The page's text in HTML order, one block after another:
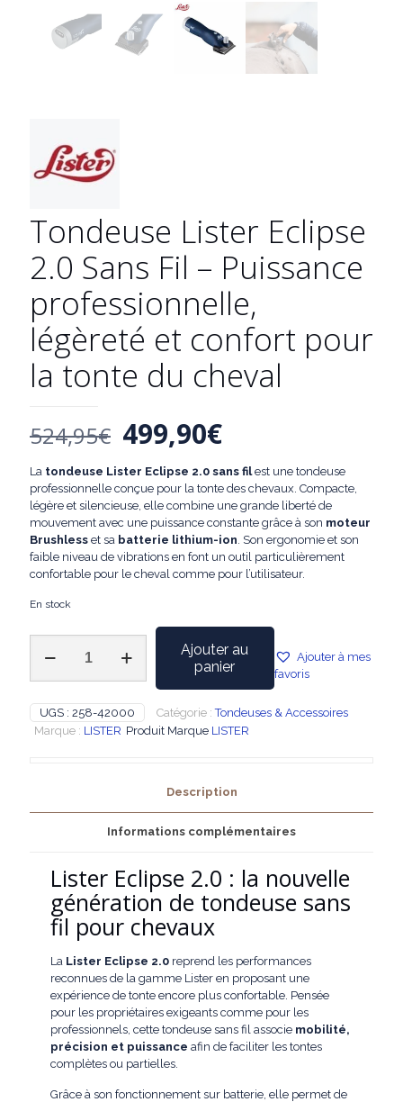
Tondeuse Lister Eclipse
2.0 Sans Fil – Puissance
professionnelle,
légèreté et confort pour
la tonte du cheval
524,95€ Le
prix
initial
était :
524,95€.
499,90€Le
prix
actuel
est :
499,90€.
La tondeuse Lister Eclipse 2.0 sans filest une tondeuse
professionnelle conçue pour la tonte des chevaux. Compacte,
légère et silencieuse, elle combine une grande liberté de
mouvement avec une puissance constante grâce à son moteur
Brushless et sa batterie lithium-ion. Son ergonomie et son
faible niveau de vibrations en font un outil particulièrement
confortable pour le cheval comme pour l’utilisateur.
En stock
Eclipse
2.0
professionnelle,
tonte
Ajouter au
panier
Ajouter à mes
favoris
UGS : 258-42000 Catégorie :Tondeuses & Accessoires
Marque : LISTER Produit Marque LISTER
Description
Informations complémentaires
Lister Eclipse 2.0 : la nouvelle
génération de tondeuse sans
fil pour chevaux
La Lister Eclipse 2.0 reprend les performances
reconnues de la gamme Lister en proposant une
expérience de tonte encore plus confortable. Pensée
pour les propriétaires exigeants comme pour les
professionnels, cette tondeuse sans fil associe mobilité,
précision et puissance afin de faciliter les tontes
complètes ou partielles.
Grâce à son fonctionnement sur batterie, elle permet de